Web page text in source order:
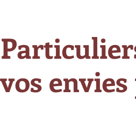
vos